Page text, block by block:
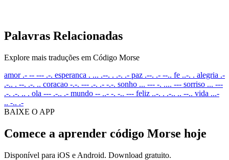
Palavras Relacionadas
Explore mais traduções em Código Morse
amor .- -- --- .-. esperanca . ... .--. . .-. .- paz .--. .- --.. fe ..-. . alegria .-
.-.. . --. .-. .. coracao -.-. --- .-. .- -.-. sonho ... --- -. .... --- sorriso ... ---
.-. .-. .. . ola --- .-.. .- mundo -- ..- -. -.. --- feliz ..-. . .-.. .. --.. vida ...-
.. -.. .-
BAIXE O APP
Comece a aprender código Morse hoje
Disponível para iOS e Android. Download gratuito.